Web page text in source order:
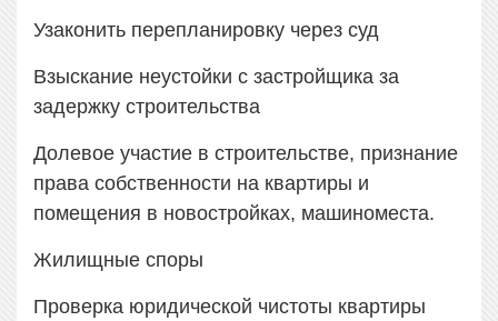
Узаконить перепланировку через суд
Взыскание неустойки с застройщика за
задержку строительства
Долевое участие в строительстве, признание
права собственности на квартиры и
помещения в новостройках, машиноместа.
Жилищные споры
Проверка юридической чистоты квартиры